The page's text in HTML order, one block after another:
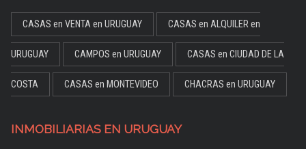
CASAS en VENTA en URUGUAY CASAS en ALQUILER en
URUGUAY CAMPOS en URUGUAY CASAS en CIUDAD DE LA
COSTA CASAS en MONTEVIDEO CHACRAS en URUGUAY
INMOBILIARIAS EN URUGUAY